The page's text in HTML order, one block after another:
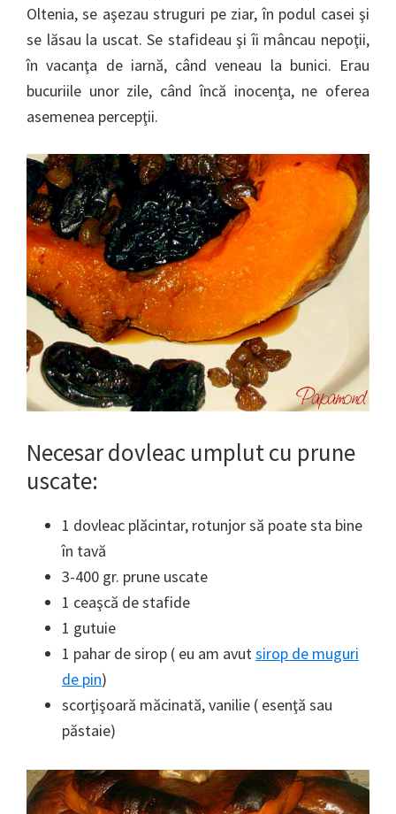
Oltenia, se aşezau struguri pe ziar, în podul casei şi
se lăsau la uscat. Se stafideau şi îi mâncau nepoţii,
în vacanţa de iarnă, când veneau la bunici. Erau
bucuriile unor zile, când încă inocenţa, ne oferea
asemenea percepţii.
Necesar dovleac umplut cu prune
uscate:
1 dovleac plăcintar, rotunjor să poate sta bine
în tavă
3-400 gr. prune uscate
1 ceaşcă de stafide
1 gutuie
1 pahar de sirop ( eu am avutsirop de muguri
de pin)
scorţişoară măcinată, vanilie ( esenţă sau
păstaie)